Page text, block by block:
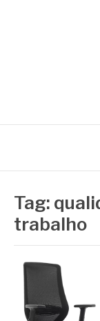
Tag:
trabalho